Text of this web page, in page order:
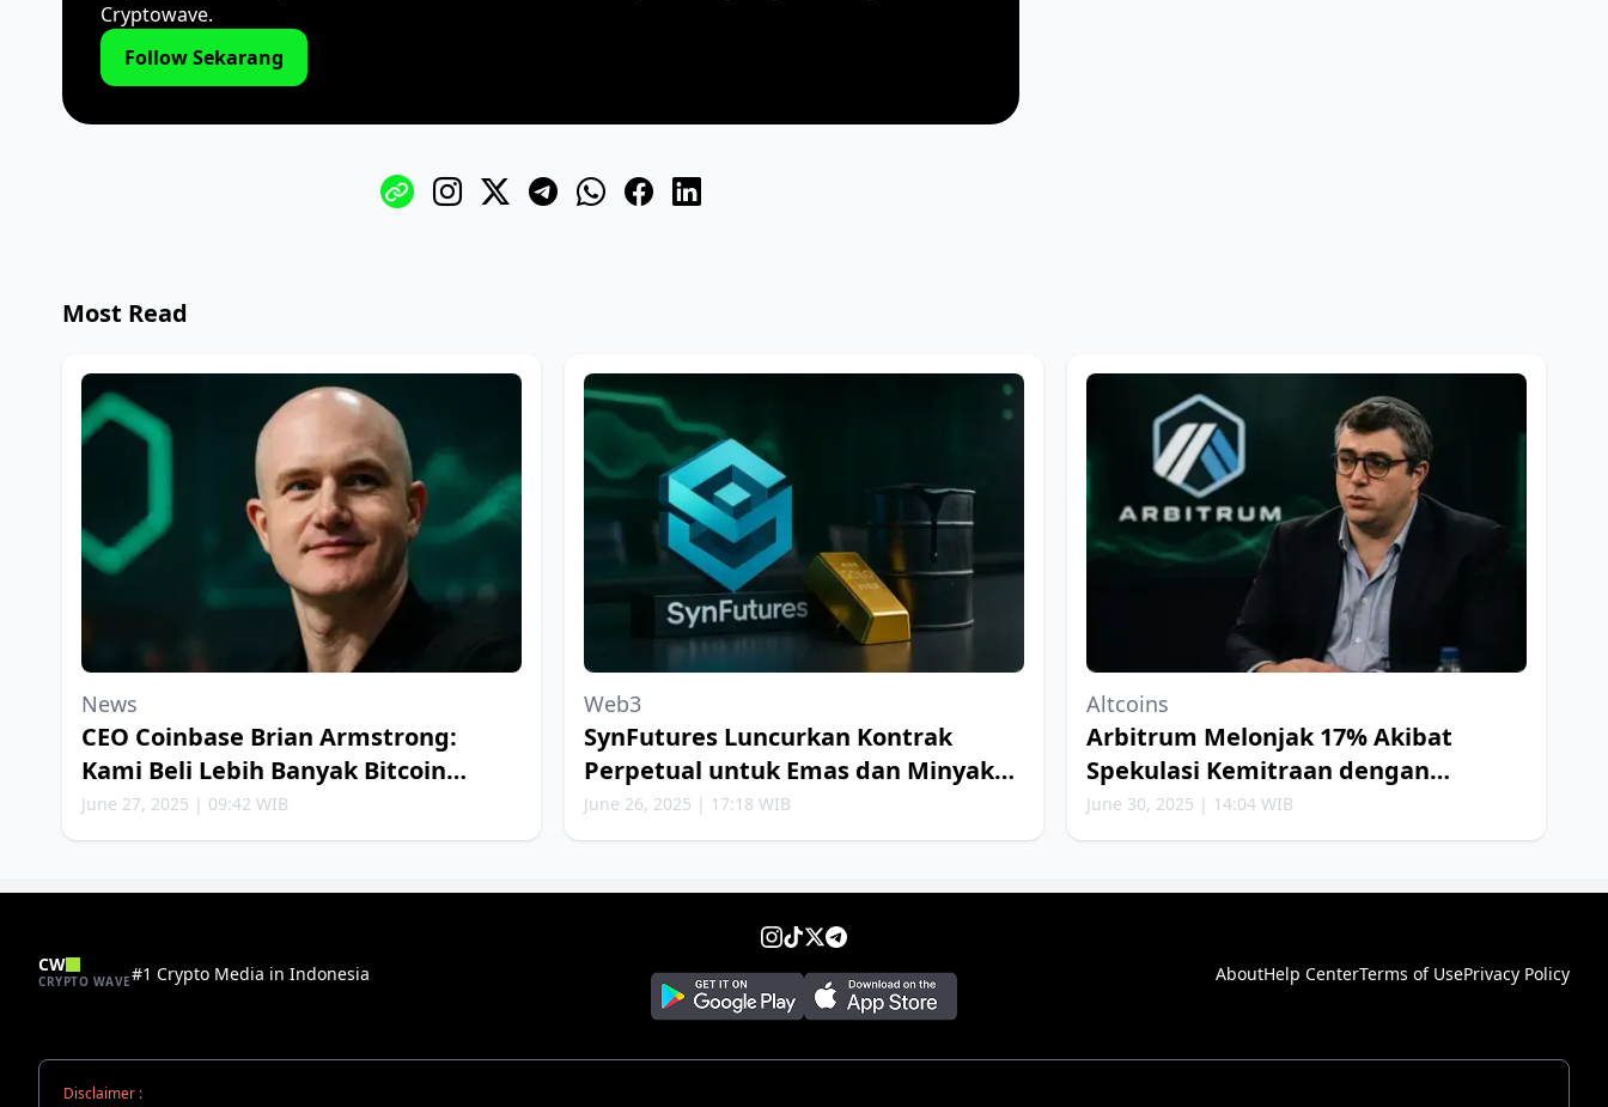
Cryptowave.
Follow Sekarang
Most Read
News
CEO Coinbase Brian Armstrong:
Kami Beli Lebih Banyak Bitcoin
Setiap Minggu
June 27, 2025 | 09:42 WIB
Web3
SynFutures Luncurkan Kontrak
Perpetual untuk Emas dan Minyak
Bumi
June 26, 2025 | 17:18 WIB
Altcoins
Arbitrum Melonjak 17% Akibat
Spekulasi Kemitraan dengan
Robinhood
June 30, 2025 | 14:04 WIB
CW
CRYPTO WAVE#1 Crypto Media in Indonesia AboutHelp CenterTerms of UsePrivacy Policy
Disclaimer :